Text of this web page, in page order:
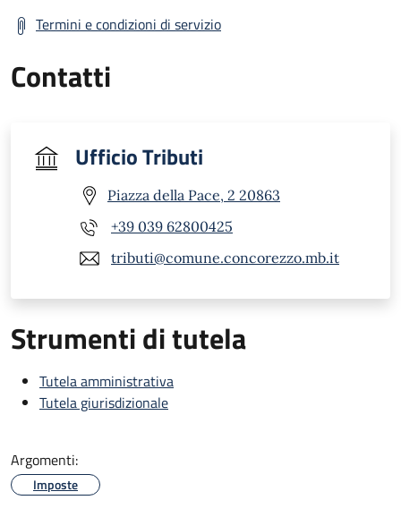
Termini e condizioni di servizio
Contatti
Ufficio Tributi
Piazza della Pace, 2 20863
+39 039 62800425
tributi@comune.concorezzo.mb.it
Strumenti di tutela
Tutela amministrativa
Tutela giurisdizionale
Argomenti:
Imposte